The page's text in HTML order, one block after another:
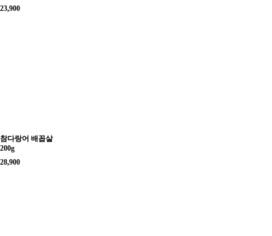
23,900
참다랑어 배꼽살
200g
28,900